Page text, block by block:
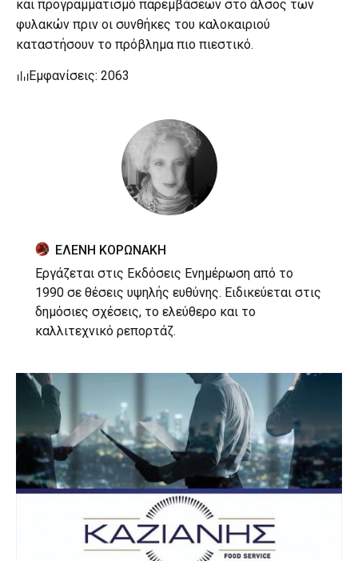
και προγραμματισμό παρεμβάσεων στο άλσος των
φυλακών πριν οι συνθήκες του καλοκαιριού
καταστήσουν το πρόβλημα πιο πιεστικό.
Εμφανίσεις: 2063
ΕΛΕΝΗ ΚΟΡΩΝΑΚΗ
Εργάζεται στις Εκδόσεις Ενημέρωση από το
1990 σε θέσεις υψηλής ευθύνης. Ειδικεύεται στις
δημόσιες σχέσεις, το ελεύθερο και το
καλλιτεχνικό ρεπορτάζ.